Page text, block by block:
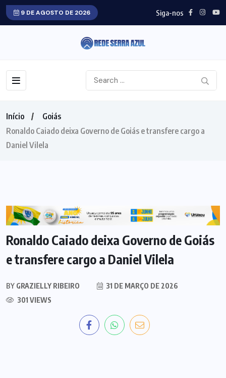
9 DE AGOSTO DE 2026 Siga-nos
Início
Goiás
Ronaldo Caiado deixa Governo de Goiás e transfere cargo a
Daniel Vilela
GOIÁS GOVERNO ESTADUAL
Ronaldo Caiado deixa Governo de Goiás
e transfere cargo a Daniel Vilela
BY GRAZIELLY RIBEIRO
31 DE MARÇO DE 2026
301 VIEWS